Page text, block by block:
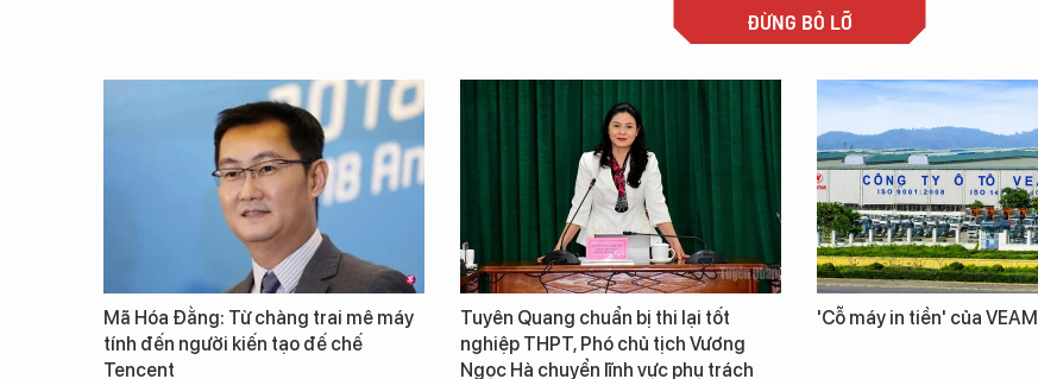
ĐỪNG BỎ LỠ
Mã Hóa Đằng: Từ chàng trai mê máy
tính đến người kiến tạo đế chế
Tencent
Tuyên Quang chuẩn bị thi lại tốt
nghiệp THPT, Phó chủ tịch Vương
Ngọc Hà chuyển lĩnh vực phụ trách
'Cỗ máy in tiền' của VEAM